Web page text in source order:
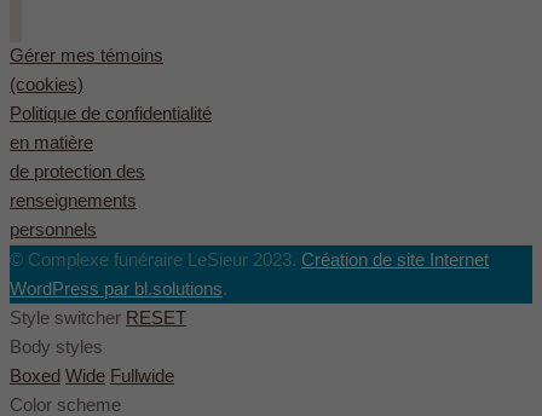
Gérer mes témoins
(cookies)
Politique de confidentialité
en matière
de protection des
renseignements
personnels
© Complexe funéraire LeSieur 2023. Création de site Internet
WordPress par bl.solutions.
Style switcher RESET
Body styles
Boxed Wide Fullwide
Color scheme